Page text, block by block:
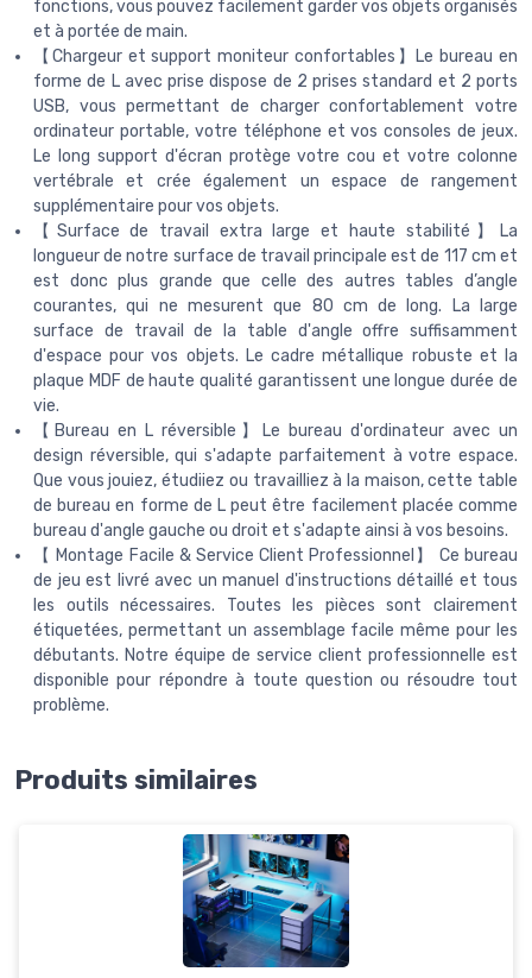
fonctions, vous pouvez facilement garder vos objets organisés
et à portée de main.
【Chargeur et support moniteur confortables】Le bureau en
forme de L avec prise dispose de 2 prises standard et 2 ports
USB, vous permettant de charger confortablement votre
ordinateur portable, votre téléphone et vos consoles de jeux.
Le long support d'écran protège votre cou et votre colonne
vertébrale et crée également un espace de rangement
supplémentaire pour vos objets.
【Surface de travail extra large et haute stabilité】La
longueur de notre surface de travail principale est de 117 cm et
est donc plus grande que celle des autres tables d’angle
courantes, qui ne mesurent que 80 cm de long. La large
surface de travail de la table d'angle offre suffisamment
d'espace pour vos objets. Le cadre métallique robuste et la
plaque MDF de haute qualité garantissent une longue durée de
vie.
【Bureau en L réversible】Le bureau d'ordinateur avec un
design réversible, qui s'adapte parfaitement à votre espace.
Que vous jouiez, étudiiez ou travailliez à la maison, cette table
de bureau en forme de L peut être facilement placée comme
bureau d'angle gauche ou droit et s'adapte ainsi à vos besoins.
【 Montage Facile & Service Client Professionnel】 Ce bureau
de jeu est livré avec un manuel d'instructions détaillé et tous
les outils nécessaires. Toutes les pièces sont clairement
étiquetées, permettant un assemblage facile même pour les
débutants. Notre équipe de service client professionnelle est
disponible pour répondre à toute question ou résoudre tout
problème.
Produits similaires